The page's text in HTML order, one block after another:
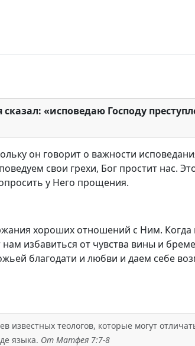
«исповедаю Господу
он говорит о важности
свои грехи, Бог простит нас.
у Него прощения.
хороших отношений с Ним. Когда
избавиться от чувства вины и
благодати и любви и даем себе
теологов, которые могут
языка. От Матфея 7:7-8